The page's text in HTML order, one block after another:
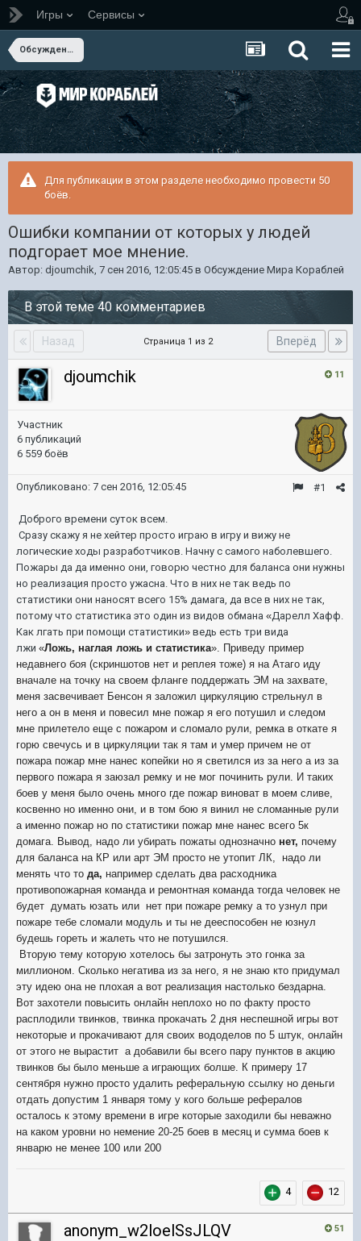
Игры Сервисы
Обсуждение Мира Кораблей
Для публикации в этом разделе необходимо провести 50
боёв.
Ошибки компании от которых у людей
подгорает мое мнение.
Автор: djoumchik, 7 сен 2016, 12:05:45 в Обсуждение Мира Кораблей
В этой теме 40 комментариев
Назад Вперёд
Страница 1 из 2
11
djoumchik
Участник
6 публикаций
6 559 боёв
#1
Опубликовано: 7 сен 2016, 12:05:45
Доброго времени суток всем.
Сразу скажу я не хейтер просто играю в игру и вижу не
логические ходы разработчиков. Начну с самого наболевшего.
Пожары да да именно они, говорю честно для баланса они нужны
но реализация просто ужасна. Что в них не так ведь по
статистики они наносят всего 15% дамага, да все в них не так,
потому что статистика это один из видов обмана «Дарелл Хафф.
Как лгать при помощи статистики» ведь есть три вида
лжи «Ложь, наглая ложь и статистика». Приведу пример
недавнего боя (скриншотов нет и реплея тоже) я на Атаго иду
вначале на точку на своем фланге поддержать ЭМ на захвате,
меня засвечивает Бенсон я заложил циркуляцию стрельнул в
него а он в меня и повесил мне пожар я его потушил и следом
мне прилетело еще с пожаром и сломало рули, ремка в откате я
горю свечусь и в циркуляции так я там и умер причем не от
пожара пожар мне нанес копейки но я светился из за него а из за
первого пожара я заюзал ремку и не мог починить рули. И таких
боев у меня было очень много где пожар виноват в моем сливе,
косвенно но именно они, и в том бою я винил не сломанные рули
а именно пожар но по статистики пожар мне нанес всего 5к
домага. Вывод, надо ли убирать пожаты однозначно нет, почему
для баланса на КР или арт ЭМ просто не утопит ЛК, надо ли
менять что то да, например сделать два расходника
противопожарная команда и ремонтная команда тогда человек не
будет думать юзать или нет при пожаре ремку а то узнул при
пожаре тебе сломали модуль и ты не дееспособен не юзнул
будешь гореть и жалеть что не потушился.
Вторую тему которую хотелось бы затронуть это гонка за
миллионом. Сколько негатива из за него, я не знаю кто придумал
эту идею она не плохая а вот реализация настолько бездарна.
Вот захотели повысить онлайн неплохо но по факту просто
расплодили твинков, твинка прокачать 2 дня неспешной игры вот
некоторые и прокачивают для своих вододелов по 5 штук, онлайн
от этого не вырастит а добавили бы всего пару пунктов в акцию
твинков бы было меньше а играющих болше. К примеру 17
сентября нужно просто удалить реферальную ссылку но деньги
отдать допустим 1 января тому у кого больше рефералов
осталось к этому времени в игре которые заходили бы неважно
на каком уровни но немение 20-25 боев в месяц и сумма боев к
январю не менее 100 или 200
4 12
51
anonym_w2loelSsJLQV